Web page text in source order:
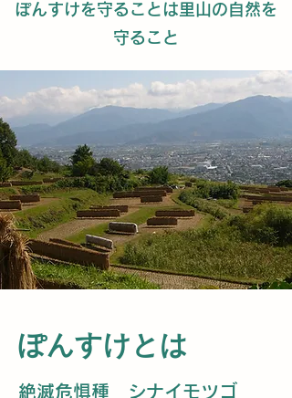
ぽんすけを守ることは里山の自然を
守ること
ぽんすけとは
絶滅危惧種 シナイモツゴ